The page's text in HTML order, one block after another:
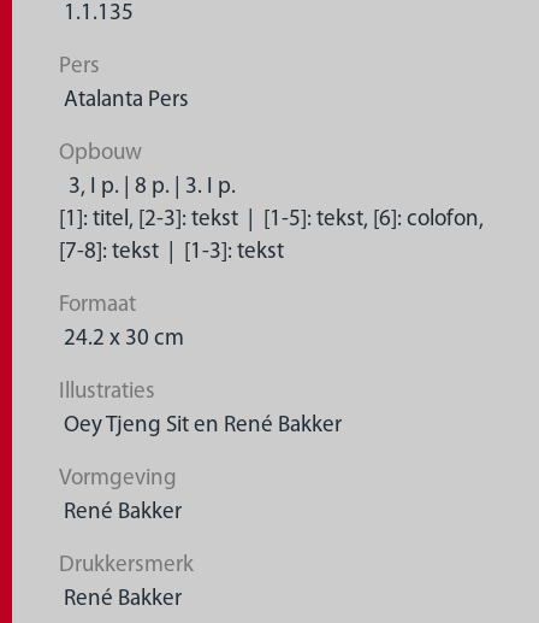
1.1.135
Pers
Atalanta Pers
Opbouw
3, I p. | 8 p. | 3. I p.
[1]: titel, [2-3]: tekst | [1-5]: tekst, [6]: colofon,
[7-8]: tekst | [1-3]: tekst
Formaat
24.2 x 30 cm
Illustraties
Oey Tjeng Sit en René Bakker
Vormgeving
René Bakker
Drukkersmerk
René Bakker